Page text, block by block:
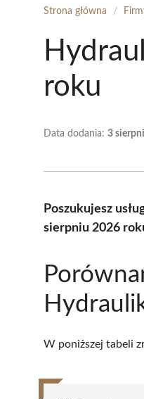
Strona główna /
roku
Data dodania: 3
Poszukujesz
sierpniu 2026
W poniższej tabeli